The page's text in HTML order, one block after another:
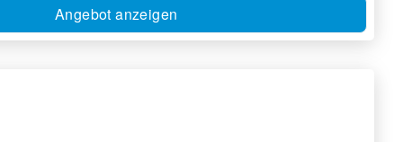
Angebot anzeigen